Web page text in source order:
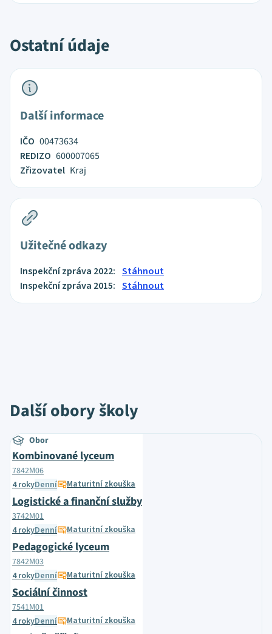
Ostatní údaje
Další informace
IČO 00473634
REDIZO 600007065
Zřizovatel Kraj
Užitečné odkazy
Inspekční zpráva 2022: Stáhnout
Inspekční zpráva 2015: Stáhnout
Další obory školy
Obor
Kombinované lyceum
7842M06
4 rokyDenní Maturitní zkouška
Logistické a finanční služby
3742M01
4 rokyDenní Maturitní zkouška
Pedagogické lyceum
7842M03
4 rokyDenní Maturitní zkouška
Sociální činnost
7541M01
4 rokyDenní Maturitní zkouška